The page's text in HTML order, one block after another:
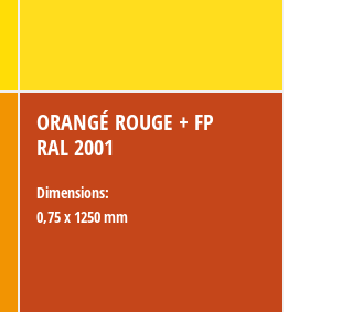
ORANGÉ ROUGE + FP
RAL 2001
Dimensions:
0,75 x 1250 mm